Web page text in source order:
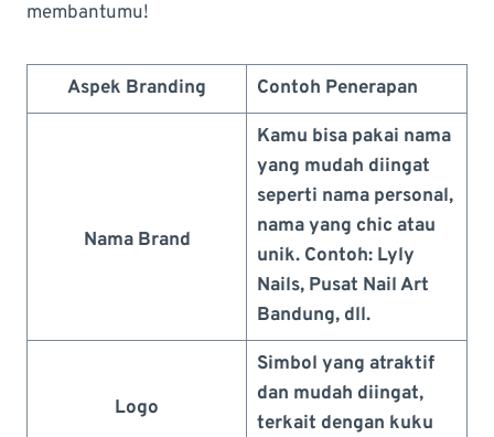
membantumu!
Aspek Branding Contoh Penerapan
Nama Brand
Kamu bisa pakai nama
yang mudah diingat
seperti nama personal,
nama yang chic atau
unik. Contoh: Lyly
Nails, Pusat Nail Art
Bandung, dll.
Logo
Simbol yang atraktif
dan mudah diingat,
terkait dengan kuku